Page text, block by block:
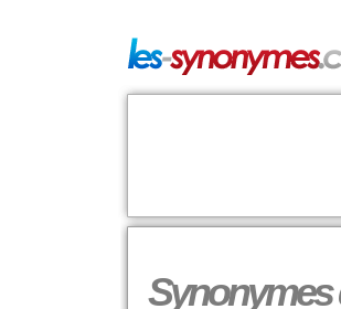
Synonymes